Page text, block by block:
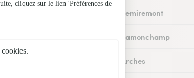
Fleuristes à Remiremont
Fleuristes à Ramonchamp
Fleuristes à Arches